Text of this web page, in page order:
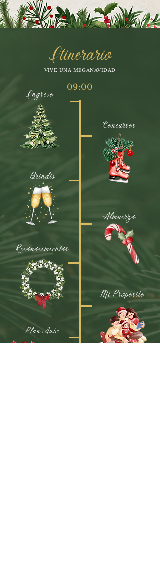
Itinerario
VIVE UNA MEGANAVIDAD
09:00
Ingreso
Concursos
Reconocimientos
Brindis
Almuerzo
¨Mi Propósito¨
Plan Auto